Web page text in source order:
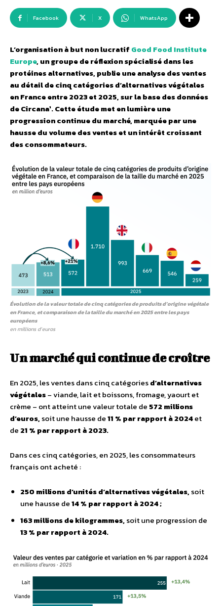
Facebook X WhatsApp
L’organisation à but non lucratif Good Food Institute
Europe, un groupe de réflexion spécialisé dans les
protéines alternatives, publie une analyse des ventes
au détail de cinq catégories d’alternatives végétales
en France entre 2023 et 2025, sur la base des données
de Circana¹. Cette étude met en lumière une
progression continue du marché, marquée par une
hausse du volume des ventes et un intérêt croissant
des consommateurs.
Évolution de la valeur totale de cinq catégories de produits d’origine végétale
en France, et comparaison de la taille du marché en 2025 entre les pays
européens
en millions d’euros
Un marché qui continue de croître
En 2025, les ventes dans cinq catégoriesd’alternatives
végétales– viande, lait et boissons, fromage, yaourt et
crème – ont atteint une valeur totale de 572 millions
d’euros,soit une hausse de11 % par rapport à 2024et
de 21 % par rapport à 2023.
Dans ces cinq catégories, en 2025, les consommateurs
français ont acheté :
250 millions d’unités d’alternatives végétales,soit
une hausse de14 % par rapport à 2024 ;
163 millions de kilogrammes,soit une progression de
13 % par rapport à 2024.